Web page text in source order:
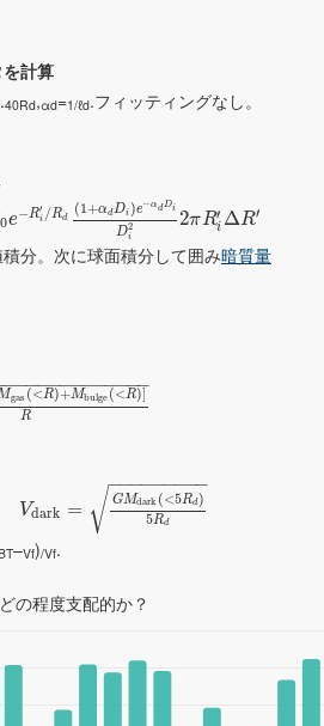
計算
40Rd,αd=1/ℓd.フィッティングなし。
0e−R′
i /Rd
(1+αdDi)e−αdDi
D2
i
2πR′
i ΔR′
分。次に球面積分して囲み暗質量
gas (<R)+Mbulge (<R)]
R
−
−−−−−−−−−−−−
Vdark = GMdark (<5Rd)
5Rd
− −
−−−−−−−
√
–Vf)/Vf.
の程度支配的か？